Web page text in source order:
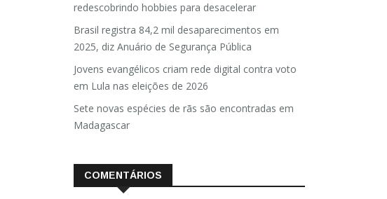
redescobrindo hobbies para desacelerar
Brasil registra 84,2 mil desaparecimentos em
2025, diz Anuário de Segurança Pública
Jovens evangélicos criam rede digital contra voto
em Lula nas eleições de 2026
Sete novas espécies de rãs são encontradas em
Madagascar
COMENTÁRIOS